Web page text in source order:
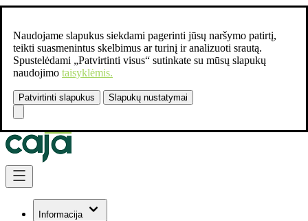
Naudojame slapukus siekdami pagerinti jūsų naršymo patirtį,
teikti suasmenintus skelbimus ar turinį ir analizuoti srautą.
Spustelėdami „Patvirtinti visus“ sutinkate su mūsų slapukų
naudojimo taisyklėmis.
Patvirtinti slapukus Slapukų nustatymai
Susisiekite:
Skip to Content
Informacija